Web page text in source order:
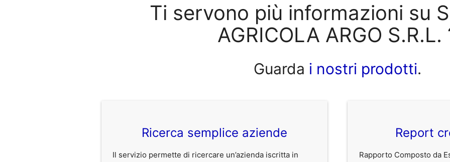
Ti servono più informazioni su
AGRICOLA ARGO S.R.L.
Guarda i nostri prodotti.
Ricerca semplice aziende
Il servizio permette di ricercare un’azienda iscritta in
Report
Rapporto Composto da